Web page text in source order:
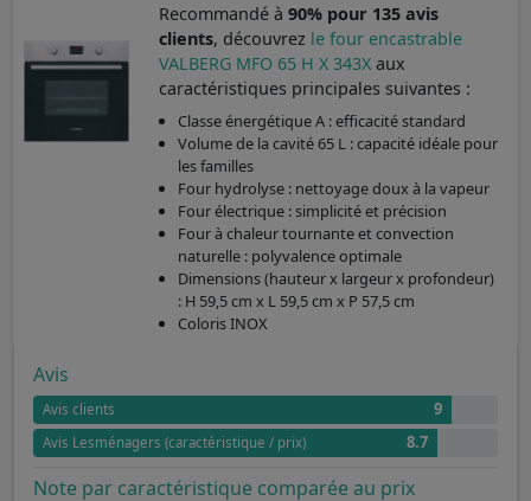
Recommandé à 90% pour 135 avis
clients, découvrez le four encastrable
VALBERG MFO 65 H X 343X aux
caractéristiques principales suivantes :
Classe énergétique A : efficacité standard
Volume de la cavité 65 L : capacité idéale pour
les familles
Four hydrolyse : nettoyage doux à la vapeur
Four électrique : simplicité et précision
Four à chaleur tournante et convection
naturelle : polyvalence optimale
Dimensions (hauteur x largeur x profondeur)
: H 59,5 cm x L 59,5 cm x P 57,5 cm
Coloris INOX
Avis
Avis clients 9
Avis Lesménagers (caractéristique / prix) 8.7
Note par caractéristique comparée au prix